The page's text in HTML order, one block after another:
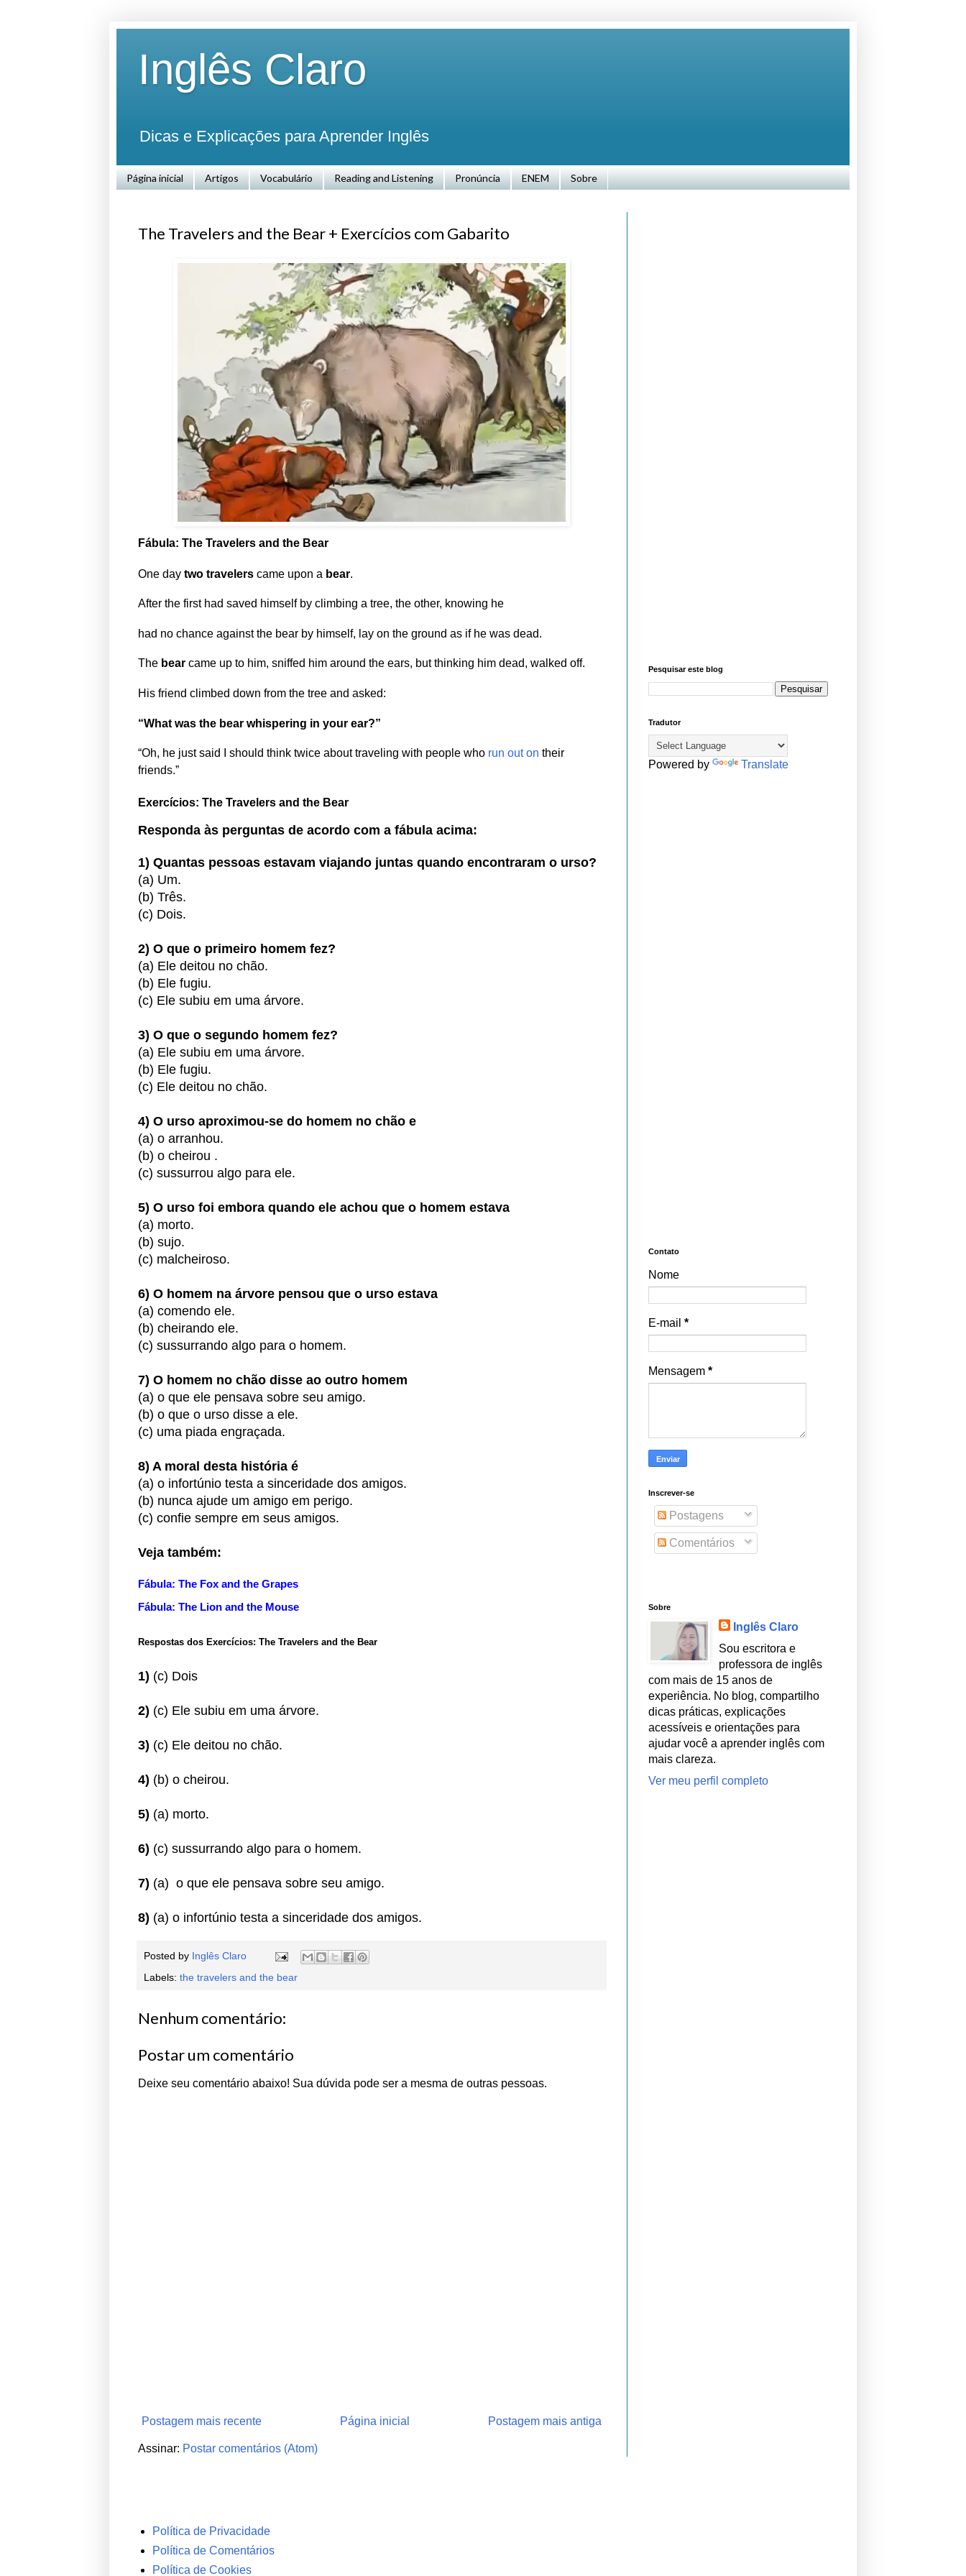
Inglês Claro
Dicas e Explicações para Aprender Inglês
Página inicial Artigos Vocabulário Reading and Listening Pronúncia ENEM Sobre
The Travelers and the Bear + Exercícios com Gabarito
Fábula: The Travelers and the Bear
One day two travelers came upon a bear.
After the first had saved himself by climbing a tree, the other, knowing he
had no chance against the bear by himself, lay on the ground as if he was dead.
The bear came up to him, sniffed him around the ears, but thinking him dead, walked off.
His friend climbed down from the tree and asked:
“What was the bear whispering in your ear?”
“Oh, he just said I should think twice about traveling with people who run out on their
friends.”
Exercícios: The Travelers and the Bear
Responda às perguntas de acordo com a fábula acima:
1) Quantas pessoas estavam viajando juntas quando encontraram o urso?
(a) Um.
(b) Três.
(c) Dois.
2) O que o primeiro homem fez?
(a) Ele deitou no chão.
(b) Ele fugiu.
(c) Ele subiu em uma árvore.
3) O que o segundo homem fez?
(a) Ele subiu em uma árvore.
(b) Ele fugiu.
(c) Ele deitou no chão.
4) O urso aproximou-se do homem no chão e
(a) o arranhou.
(b) o cheirou .
(c) sussurrou algo para ele.
5) O urso foi embora quando ele achou que o homem estava
(a) morto.
(b) sujo.
(c) malcheiroso.
6) O homem na árvore pensou que o urso estava
(a) comendo ele.
(b) cheirando ele.
(c) sussurrando algo para o homem.
7) O homem no chão disse ao outro homem
(a) o que ele pensava sobre seu amigo.
(b) o que o urso disse a ele.
(c) uma piada engraçada.
8) A moral desta história é
(a) o infortúnio testa a sinceridade dos amigos.
(b) nunca ajude um amigo em perigo.
(c) confie sempre em seus amigos.
Veja também:
Fábula: The Fox and the Grapes
Fábula: The Lion and the Mouse
Respostas dos Exercícios: The Travelers and the Bear
1) (c) Dois
2) (c) Ele subiu em uma árvore.
3) (c) Ele deitou no chão.
4) (b) o cheirou.
5) (a) morto.
6) (c) sussurrando algo para o homem.
7) (a) o que ele pensava sobre seu amigo.
8) (a) o infortúnio testa a sinceridade dos amigos.
Posted by Inglês Claro
Labels: the travelers and the bear
Nenhum comentário:
Postar um comentário
Deixe seu comentário abaixo! Sua dúvida pode ser a mesma de outras pessoas.
Postagem mais recente Postagem mais antiga
Página inicial
Assinar: Postar comentários (Atom)
Pesquisar este blog
Tradutor
Powered by Translate
Contato
Nome
E-mail *
Mensagem *
Inscrever-se
Postagens
Comentários
Sobre
Inglês Claro
Sou escritora e
professora de inglês
com mais de 15 anos de
experiência. No blog, compartilho
dicas práticas, explicações
acessíveis e orientações para
ajudar você a aprender inglês com
mais clareza.
Ver meu perfil completo
Política de Privacidade
Política de Comentários
Política de Cookies